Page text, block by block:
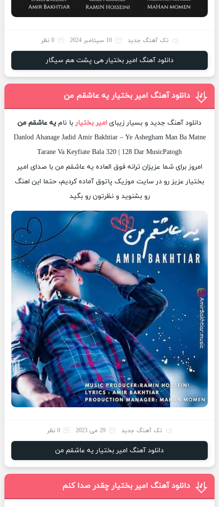
تک آهنگ جدید 10 سپتامبر 2024 0 نظر
دانلود آهنگ امیر بختیار هی پشت هم سیگار
دانلود آهنگ امیر بختیار یه عاشقم من
دانلود آهنگ جدید و بسیار زیبای امیر بختیاربا نام یه عاشقم من
Danlod Ahanage Jadid Amir Bakhtiar – Ye Ashegham Man Ba Matne
Tarane Va Keyfiate Bala 320 | 128 Dar MusicPatogh
امروز برای شما عزیزان ترانه فوق العاده یه عاشقم من با صدای امیر
بختیار عزیز رو در سایت موزیک پاتوق آماده کردیم، حتما این اهنگ
رو بشنوید و نظرتون رو بگید
تک آهنگ جدید 29 می 2023 0 نظر
دانلود آهنگ امیر بختیار یه عاشقم من
دانلود آهنگ امیر بختیار چقدر صدا کنم